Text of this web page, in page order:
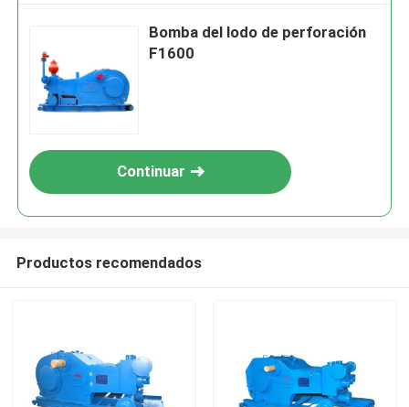
Bomba del lodo de perforación
F1600
Continuar
Productos recomendados